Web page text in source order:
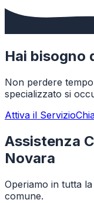
Hai bisogno
Non perdere
specializzato si
Attiva il Servizio
Assistenza
Novara
Operiamo in tutta
comune.